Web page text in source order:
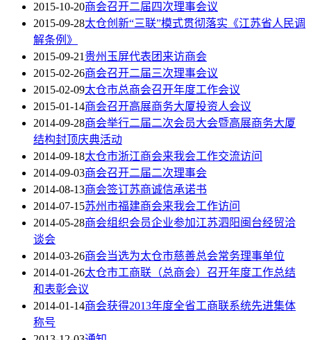
2015-10-20商会召开二届四次理事会议
2015-09-28太仓创新“三联”模式贯彻落实《江苏省人民调
解条例》
2015-09-21贵州玉屏代表团来访商会
2015-02-26商会召开二届三次理事会议
2015-02-09太仓市总商会召开年度工作会议
2015-01-14商会召开高展商务大厦投资人会议
2014-09-28商会举行二届二次会员大会暨高展商务大厦
结构封顶庆典活动
2014-09-18太仓市浙江商会来我会工作交流访问
2014-09-03商会召开二届二次理事会
2014-08-13商会签订苏商诚信承诺书
2014-07-15苏州市福建商会来我会工作访问
2014-05-28商会组织会员企业参加江苏泗阳闽台经贸洽
谈会
2014-03-26商会当选为太仓市慈善总会常务理事单位
2014-01-26太仓市工商联（总商会）召开年度工作总结
和表彰会议
2014-01-14商会获得2013年度全省工商联系统先进集体
称号